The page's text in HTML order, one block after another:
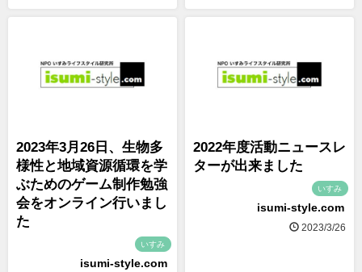
2023年3月26日、生物多
様性と地域資源循環を学
ぶためのゲーム制作勉強
会をオンライン行いまし
た
いすみ
isumi-style.com
2022年度活動ニュースレ
ターが出来ました
いすみ
isumi-style.com
2023/3/26